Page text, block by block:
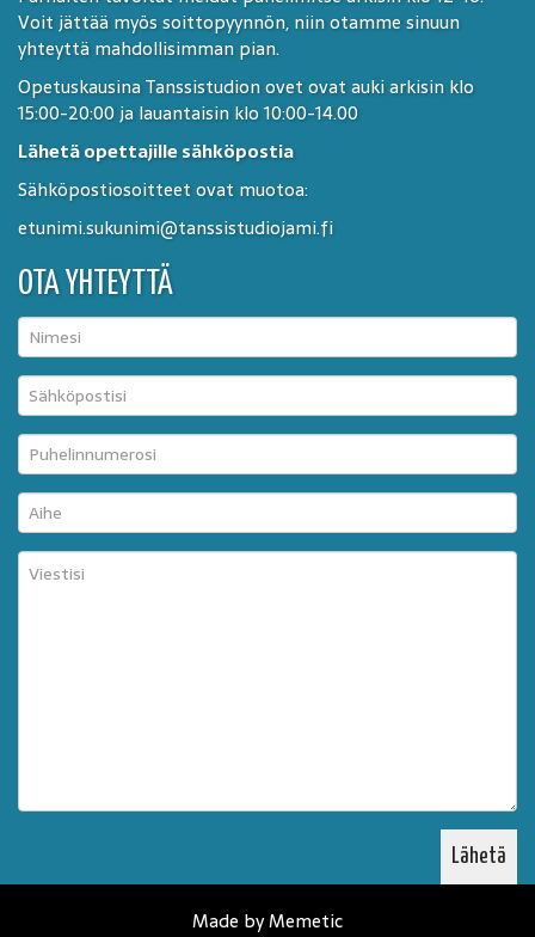
Voit jättää myös soittopyynnön, niin otamme sinuun
yhteyttä mahdollisimman pian.
Opetuskausina Tanssistudion ovet ovat auki arkisin klo
15:00-20:00 ja lauantaisin klo 10:00-14.00
Lähetä opettajille sähköpostia
Sähköpostiosoitteet ovat muotoa:
etunimi.sukunimi@tanssistudiojami.fi
OTA YHTEYTTÄ
Made by Memetic